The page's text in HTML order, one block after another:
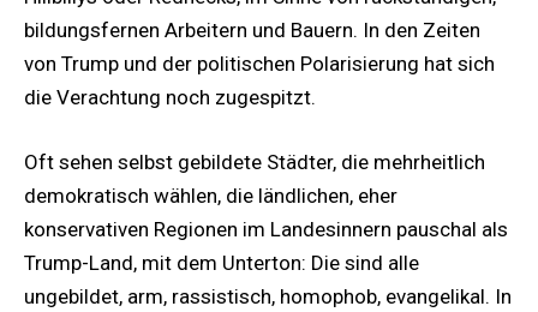
bildungsfernen Arbeitern und Bauern. In den Zeiten
von Trump und der politischen Polarisierung hat sich
die Verachtung noch zugespitzt.
Oft sehen selbst gebildete Städter, die mehrheitlich
demokratisch wählen, die ländlichen, eher
konservativen Regionen im Landesinnern pauschal als
Trump-Land, mit dem Unterton: Die sind alle
ungebildet, arm, rassistisch, homophob, evangelikal. In